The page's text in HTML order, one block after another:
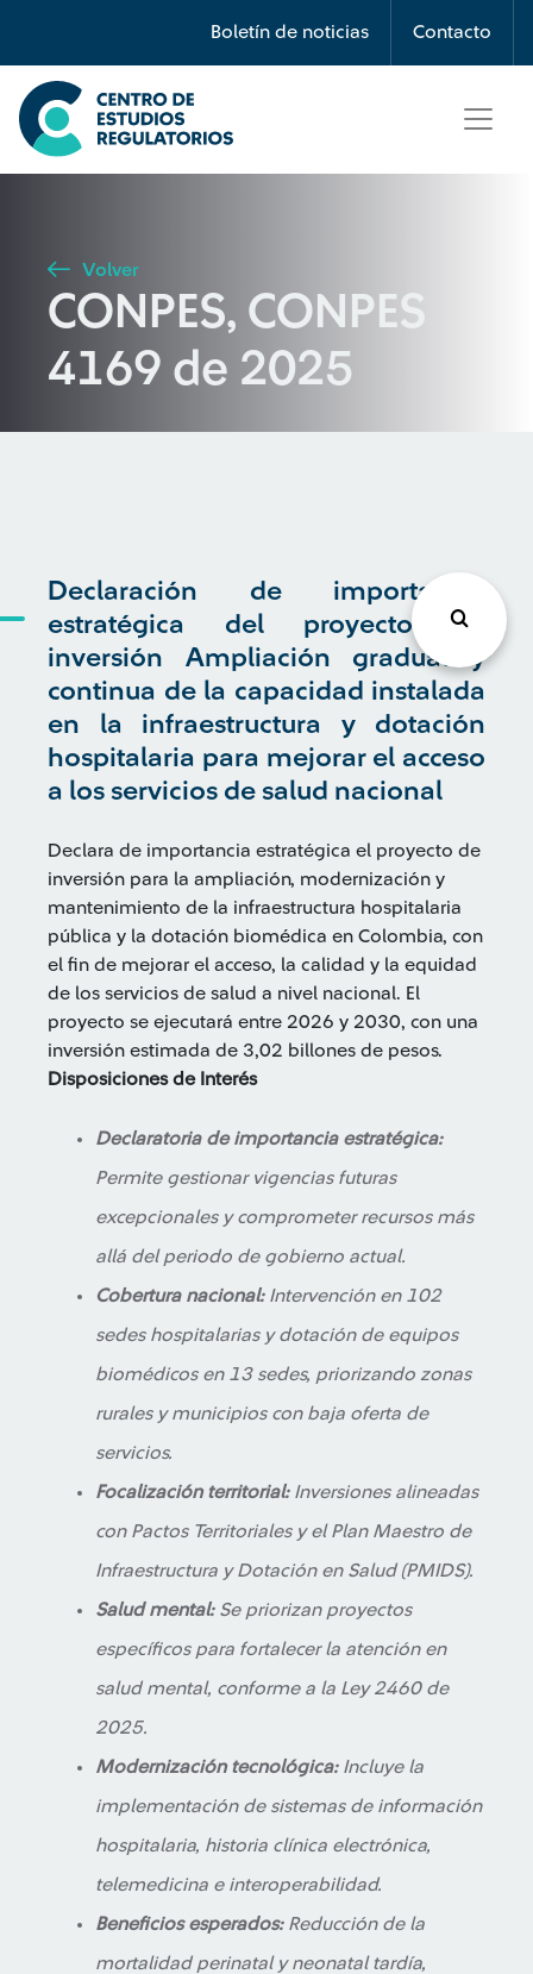
Boletín de noticias Contacto
Búsqueda
Seleccione país
Buscar
Volver
CONPES, CONPES
4169 de 2025
Declaración de importancia
estratégica del proyecto de
inversión Ampliación gradual y
continua de la capacidad instalada
en la infraestructura y dotación
hospitalaria para mejorar el acceso
a los servicios de salud nacional
Declara de importancia estratégica el proyecto de
inversión para la ampliación, modernización y
mantenimiento de la infraestructura hospitalaria
pública y la dotación biomédica en Colombia, con
el fin de mejorar el acceso, la calidad y la equidad
de los servicios de salud a nivel nacional. El
proyecto se ejecutará entre 2026 y 2030, con una
inversión estimada de 3,02 billones de pesos.
Disposiciones de Interés
Declaratoria de importancia estratégica:
Permite gestionar vigencias futuras
excepcionales y comprometer recursos más
allá del periodo de gobierno actual.
Cobertura nacional:Intervención en 102
sedes hospitalarias y dotación de equipos
biomédicos en 13 sedes, priorizando zonas
rurales y municipios con baja oferta de
servicios.
Focalización territorial:Inversiones alineadas
con Pactos Territoriales y el Plan Maestro de
Infraestructura y Dotación en Salud (PMIDS).
Salud mental:Se priorizan proyectos
específicos para fortalecer la atención en
salud mental, conforme a la Ley 2460 de
2025.
Modernización tecnológica:Incluye la
implementación de sistemas de información
hospitalaria, historia clínica electrónica,
telemedicina e interoperabilidad.
Beneficios esperados:Reducción de la
mortalidad perinatal y neonatal tardía,